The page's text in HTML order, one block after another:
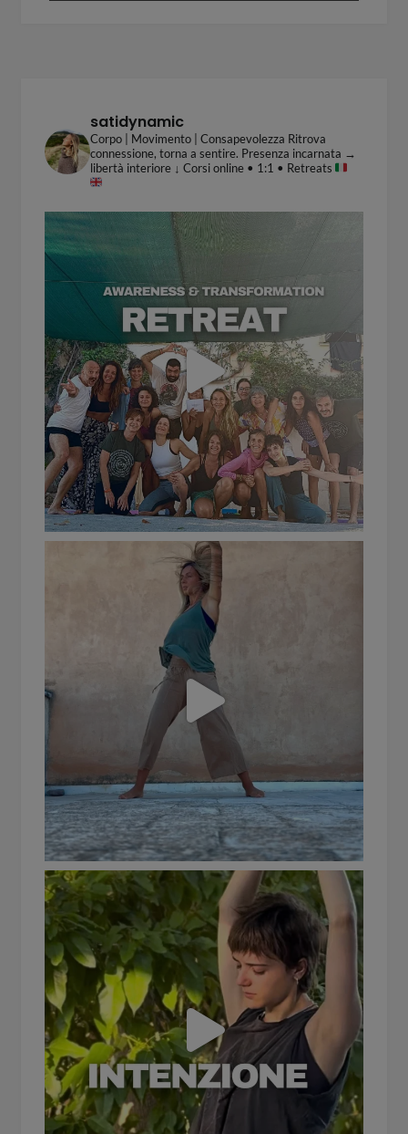
satidynamic
Corpo | Movimento | Consapevolezza Ritrova
connessione, torna a sentire. Presenza incarnata →
libertà interiore↓ Corsi online • 1:1 • Retreats